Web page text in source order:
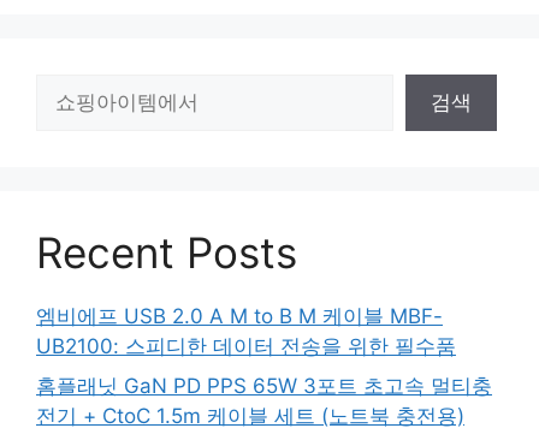
검색
Recent Posts
엠비에프 USB 2.0 A M to B M 케이블 MBF-
UB2100: 스피디한 데이터 전송을 위한 필수품
홈플래닛 GaN PD PPS 65W 3포트 초고속 멀티충
전기 + CtoC 1.5m 케이블 세트 (노트북 충전용)